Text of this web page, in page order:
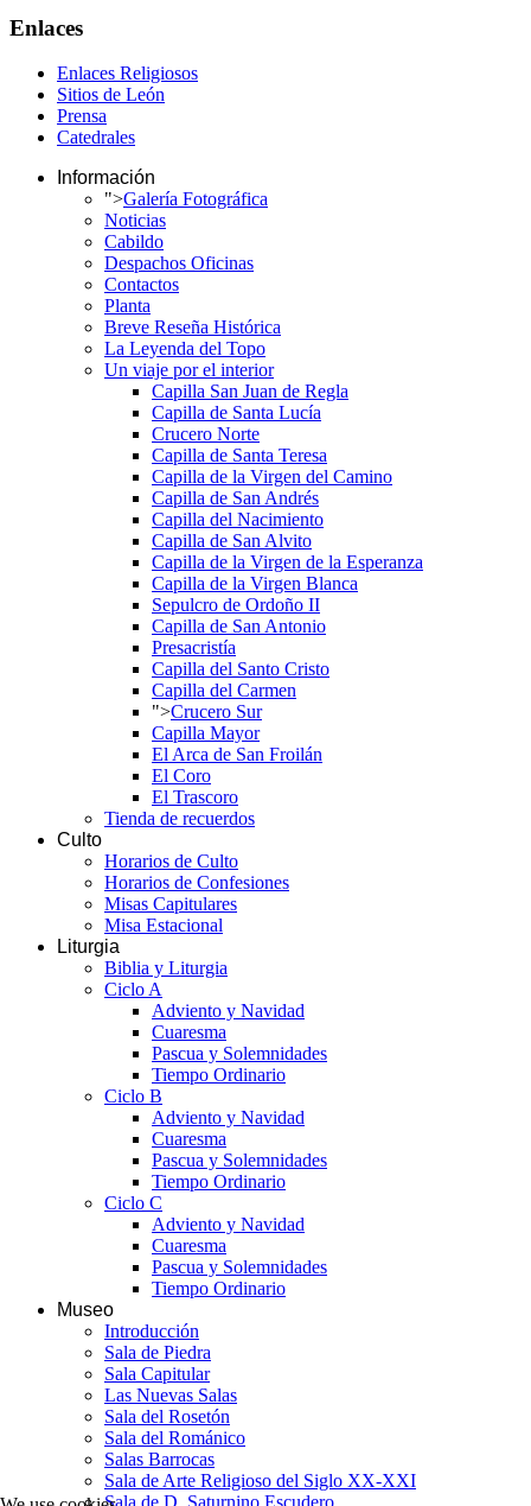
Enlaces
Enlaces Religiosos
Sitios de León
Prensa
Catedrales
Información
">Galería Fotográfica
Noticias
Cabildo
Despachos Oficinas
Contactos
Planta
Breve Reseña Histórica
La Leyenda del Topo
Un viaje por el interior
Capilla San Juan de Regla
Capilla de Santa Lucía
Crucero Norte
Capilla de Santa Teresa
Capilla de la Virgen del Camino
Capilla de San Andrés
Capilla del Nacimiento
Capilla de San Alvito
Capilla de la Virgen de la Esperanza
Capilla de la Virgen Blanca
Sepulcro de Ordoño II
Capilla de San Antonio
Presacristía
Capilla del Santo Cristo
Capilla del Carmen
">Crucero Sur
Capilla Mayor
El Arca de San Froilán
El Coro
El Trascoro
Tienda de recuerdos
Culto
Horarios de Culto
Horarios de Confesiones
Misas Capitulares
Misa Estacional
Liturgia
Biblia y Liturgia
Ciclo A
Adviento y Navidad
Cuaresma
Pascua y Solemnidades
Tiempo Ordinario
Ciclo B
Adviento y Navidad
Cuaresma
Pascua y Solemnidades
Tiempo Ordinario
Ciclo C
Adviento y Navidad
Cuaresma
Pascua y Solemnidades
Tiempo Ordinario
Museo
Introducción
Sala de Piedra
Sala Capitular
Las Nuevas Salas
Sala del Rosetón
Sala del Románico
Salas Barrocas
Sala de Arte Religioso del Siglo XX-XXI